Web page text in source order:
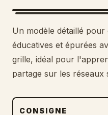
Invites
Tarifs
Un modèle détaillé
éducatives et épurées
grille, idéal pour
partage sur les réseaux
CONSIGNE